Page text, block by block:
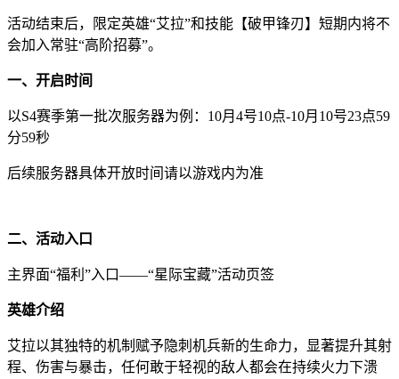
活动结束后，限定英雄“艾拉”和技能【破甲锋刃】短期内将不
会加入常驻“高阶招募”。
一、开启时间
以S4赛季第一批次服务器为例：10月4号10点-10月10号23点59
分59秒
后续服务器具体开放时间请以游戏内为准
二、活动入口
主界面“福利”入口——“星际宝藏”活动页签
英雄介绍
艾拉以其独特的机制赋予隐刺机兵新的生命力，显著提升其射
程、伤害与暴击，任何敢于轻视的敌人都会在持续火力下溃